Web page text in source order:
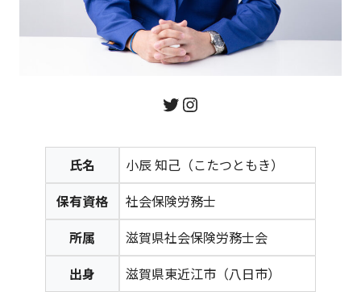
氏名
小辰 知己（こたつともき）
保有資格
社会保険労務士
所属
滋賀県社会保険労務士会
出身
滋賀県東近江市（八日市）